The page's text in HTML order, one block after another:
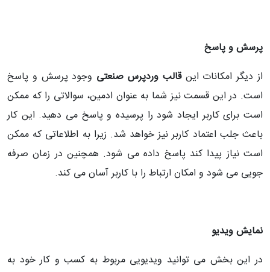
پرسش و پاسخ
از دیگر امکانات اینقالب وردپرس صنعتی وجود پرسش و پاسخ
است. در این قسمت نیز شما به عنوان ادمین، سوالاتی را که ممکن
است برای کاربر ایجاد شود را پرسیده و پاسخ می دهید. این کار
باعث جلب اعتماد کاربر نیز خواهد شد. زیرا به اطلاعاتی که ممکن
است نیاز پیدا کند پاسخ داده می شود. همچنین در زمان صرفه
جویی می شود و امکان ارتباط را با کاربر آسان می کند.
نمایش ویدیو
در این بخش می توانید ویدیویی مربوط به کسب و کار خود به